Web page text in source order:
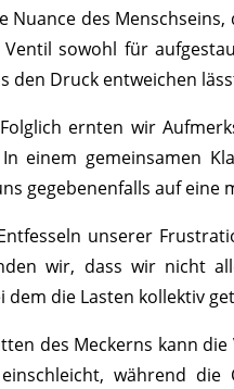
Nuance des
sowohl für
den Druck entweichen
ernten wir
einem gemeinsamen
gegebenenfalls auf eine
unserer
wir, dass wir nicht
dem die Lasten kollektiv
des Meckerns kann
während